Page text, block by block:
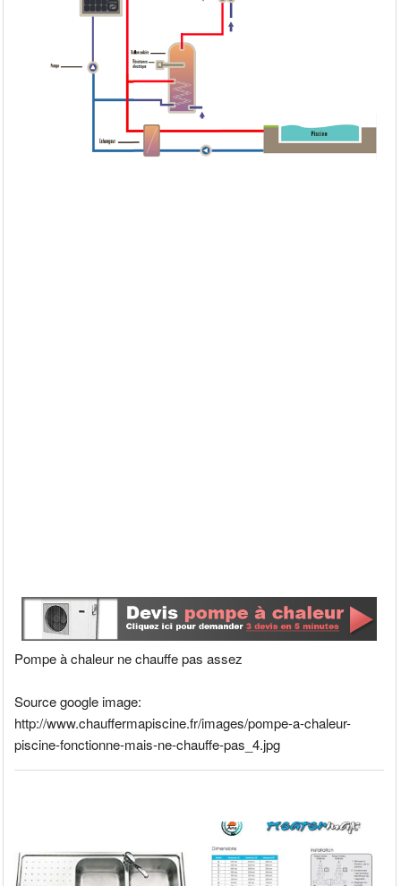
Pompe à chaleur ne chauffe pas assez
Source google image:
http://www.chauffermapiscine.fr/images/pompe-a-chaleur-
piscine-fonctionne-mais-ne-chauffe-pas_4.jpg